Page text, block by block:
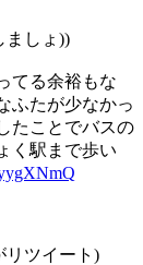
ましょ))
てる余裕もな
ふたが少なかっ
たことでバスの
く駅まで歩い
リツイート)